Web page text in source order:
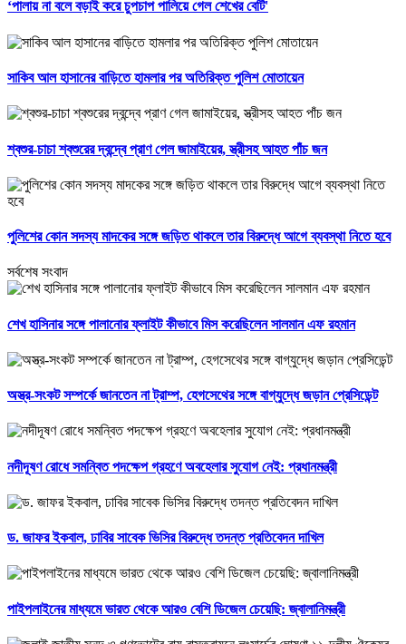
‘পালায় না বলে বড়াই করে চুপচাপ পালিয়ে গেল শেখের বেটি'
সাকিব আল হাসানের বাড়িতে হামলার পর অতিরিক্ত পুলিশ মোতায়েন
শ্বশুর-চাচা শ্বশুরের দ্বন্দ্বে প্রাণ গেল জামাইয়ের, স্ত্রীসহ আহত পাঁচ জন
পুলিশের কোন সদস্য মাদকের সঙ্গে জড়িত থাকলে তার বিরুদ্ধে আগে ব্যবস্থা নিতে হবে
সর্বশেষ সংবাদ
শেখ হাসিনার সঙ্গে পালানোর ফ্লাইট কীভাবে মিস করেছিলেন সালমান এফ রহমান
অস্ত্র-সংকট সম্পর্কে জানতেন না ট্রাম্প, হেগসেথের সঙ্গে বাগ্‌যুদ্ধে জড়ান প্রেসিডেন্ট
নদীদূষণ রোধে সমন্বিত পদক্ষেপ গ্রহণে অবহেলার সুযোগ নেই: প্রধানমন্ত্রী
ড. জাফর ইকবাল, ঢাবির সাবেক ভিসির বিরুদ্ধে তদন্ত প্রতিবেদন দাখিল
পাইপলাইনের মাধ্যমে ভারত থেকে আরও বেশি ডিজেল চেয়েছি: জ্বালানিমন্ত্রী